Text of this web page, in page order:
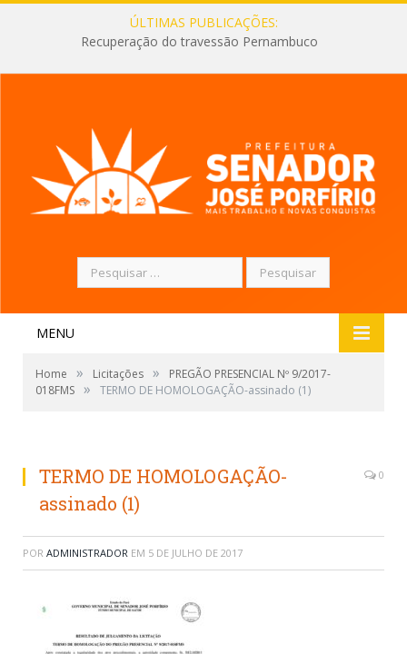
ÚLTIMAS PUBLICAÇÕES:
Recuperação do travessão Pernambuco
Pesquisar
por:
MENU
Home » Licitações »
PREGÃO PRESENCIAL Nº 9/2017-
018FMS » TERMO DE HOMOLOGAÇÃO-assinado (1)
TERMO DE HOMOLOGAÇÃO-
assinado (1)
0
POR ADMINISTRADOR EM 5 DE JULHO DE 2017